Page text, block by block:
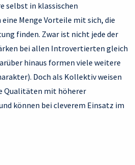
selbst in klassischen
Menge Vorteile mit sich, die
finden. Zwar ist nicht jede der
bei allen Introvertierten gleich
hinaus formen viele weitere
Doch als Kollektiv weisen
mit höherer
können bei cleverem Einsatz im